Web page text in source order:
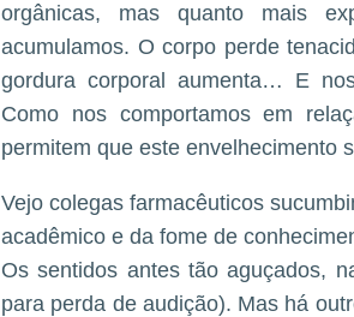
orgânicas, mas quanto mais
acumulamos. O corpo perde
gordura corporal aumenta… E
Como nos comportamos em
permitem que este envelhecimento
Vejo colegas farmacêuticos
acadêmico e da fome de
Os sentidos antes tão aguçados,
para perda de audição). Mas há